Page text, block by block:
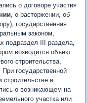
о договоре участия
, о расторжении, об
государственная
законом,
подраздел III раздела,
возводится объект
строительства,
При государственной
строительстве в
о возникающем на
участка или